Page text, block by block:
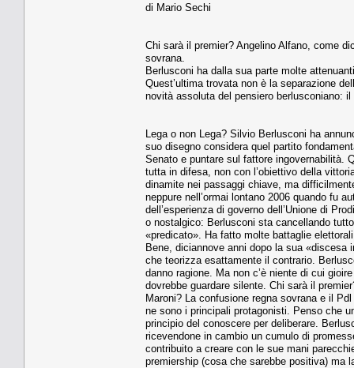
di Mario Sechi
Chi sarà il premier? Angelino Alfano, come
sovrana.
Berlusconi ha dalla sua parte molte
Quest’ultima trovata non è la separazione
novità assoluta del pensiero berlusconiano:
Lega o non Lega? Silvio Berlusconi ha
suo disegno considera quel partito
Senato e puntare sul fattore ingovernabilità.
tutta in difesa, non con l’obiettivo della
dinamite nei passaggi chiave, ma
neppure nell’ormai lontano 2006 quando fu
dell’esperienza di governo dell’Unione di
o nostalgico: Berlusconi sta cancellando
«predicato». Ha fatto molte battaglie
Bene, diciannove anni dopo la sua
che teorizza esattamente il contrario.
danno ragione. Ma non c’è niente di cui
dovrebbe guardare silente. Chi sarà il
Maroni? La confusione regna sovrana e il
ne sono i principali protagonisti. Penso che
principio del conoscere per deliberare.
ricevendone in cambio un cumulo di
contribuito a creare con le sue mani
premiership (cosa che sarebbe positiva) ma